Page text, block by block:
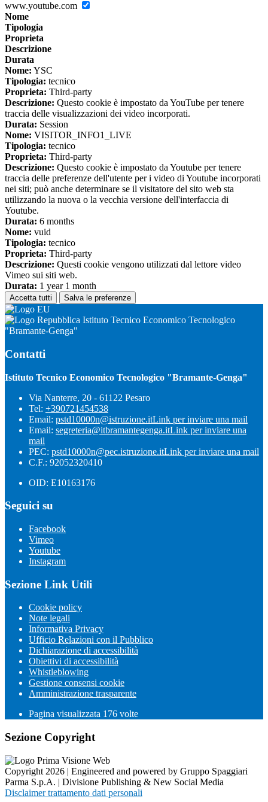
www.youtube.com
Nome
Tipologia
Proprieta
Descrizione
Durata
Nome: YSC
Tipologia: tecnico
Proprieta: Third-party
Descrizione: Questo cookie è impostato da YouTube per tenere
traccia delle visualizzazioni dei video incorporati.
Durata: Session
Nome: VISITOR_INFO1_LIVE
Tipologia: tecnico
Proprieta: Third-party
Descrizione: Questo cookie è impostato da Youtube per tenere
traccia delle preferenze dell'utente per i video di Youtube incorporati
nei siti; può anche determinare se il visitatore del sito web sta
utilizzando la nuova o la vecchia versione dell'interfaccia di
Youtube.
Durata: 6 months
Nome: vuid
Tipologia: tecnico
Proprieta: Third-party
Descrizione: Questi cookie vengono utilizzati dal lettore video
Vimeo sui siti web.
Durata: 1 year 1 month
Accetta tutti Salva le preferenze
Istituto Tecnico Economico Tecnologico
"Bramante-Genga"
Contatti
Istituto Tecnico Economico Tecnologico "Bramante-Genga"
Via Nanterre, 20 - 61122 Pesaro
Tel: +390721454538
Email: pstd10000n@istruzione.itLink per inviare una mail
Email: segreteria@itbramantegenga.itLink per inviare una
mail
PEC: pstd10000n@pec.istruzione.itLink per inviare una mail
C.F.: 92052320410
OID: E10163176
Seguici su
Facebook
Vimeo
Youtube
Instagram
Sezione Link Utili
Cookie policy
Note legali
Informativa Privacy
Ufficio Relazioni con il Pubblico
Dichiarazione di accessibilità
Obiettivi di accessibilità
Whistleblowing
Gestione consensi cookie
Amministrazione trasparente
Pagina visualizzata 176 volte
Sezione Copyright
Copyright 2026 | Engineered and powered by Gruppo Spaggiari
Parma S.p.A. | Divisione Publishing & New Social Media
Disclaimer trattamento dati personali